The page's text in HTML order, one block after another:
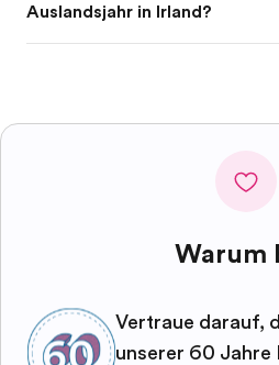
Auslandsjahr in Irland?
Warum
Vertraue darauf,
unserer 60 Jahre